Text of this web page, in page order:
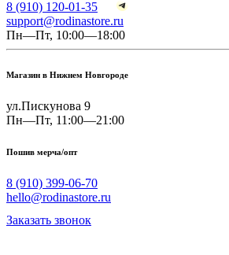
8 (910) 120-01-35
support@rodinastore.ru
Пн—Пт, 10:00—18:00
Магазин в Нижнем Новгороде
ул.Пискунова 9
Пн—Пт, 11:00—21:00
Пошив мерча/опт
8 (910) 399-06-70
hello@rodinastore.ru
Заказать звонок